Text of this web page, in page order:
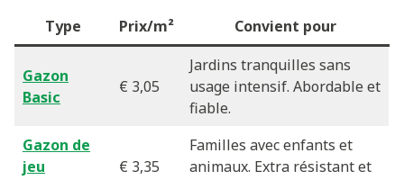
Type Prix/m² Convient pour
Gazon
Basic
€ 3,05
Jardins tranquilles sans
usage intensif. Abordable et
fiable.
Gazon de
jeu
€ 3,35
Familles avec enfants et
animaux. Extra résistant et